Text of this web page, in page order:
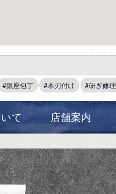
銀座包丁 本刃付け 研ぎ修理
て 店舗案内